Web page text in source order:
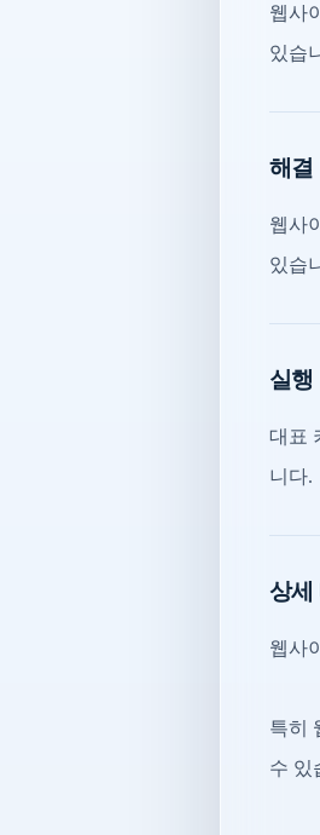
웹사
있습
해결
웹사
있습
실행
대표
니다.
상세
웹사
특히
수 있